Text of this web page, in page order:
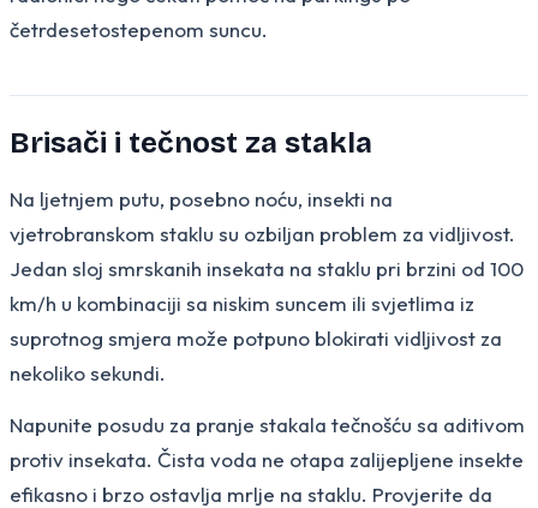
četrdesetostepenom suncu.
Brisači i tečnost za stakla
Na ljetnjem putu, posebno noću, insekti na
vjetrobranskom staklu su ozbiljan problem za vidljivost.
Jedan sloj smrskanih insekata na staklu pri brzini od 100
km/h u kombinaciji sa niskim suncem ili svjetlima iz
suprotnog smjera može potpuno blokirati vidljivost za
nekoliko sekundi.
Napunite posudu za pranje stakala tečnošću sa aditivom
protiv insekata. Čista voda ne otapa zalijepljene insekte
efikasno i brzo ostavlja mrlje na staklu. Provjerite da